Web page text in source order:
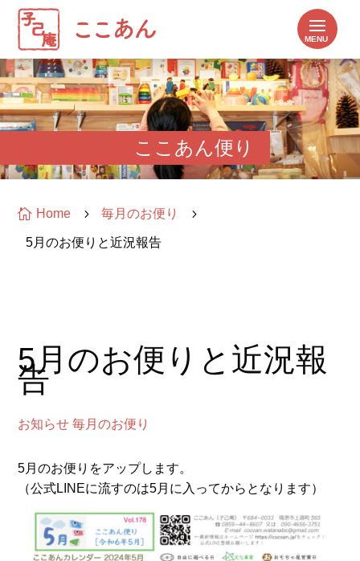
ここあん便り
 Home 5 毎月のお便り 5
5月のお便りと近況報告
5月のお便りと近況報
告
お知らせ 毎月のお便り
5月のお便りをアップします。
（公式LINEに流すのは5月に入ってからとなります）